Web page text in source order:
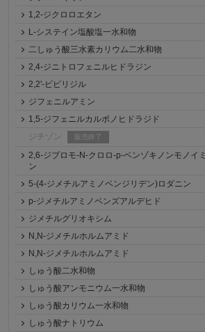
1,2-ジクロロエタン
L-システイン塩酸塩一水和物
二しゅう酸三水素カリウム二水和物
2,4-ジニトロフェニルヒドラジン
2,2'-ビピリジル
ジフェニルアミン
1,5-ジフェニルカルボノヒドラジド
ジチゾン
販売終了
2,6-ジブロモ-N-クロロ-p-ベンゾキノンモノイミ
ン
5-(4-ジメチルアミノベンジリデン)ロダニン
p-ジメチルアミノベンズアルデヒド
ジメチルグリオキシム
N,N-ジメチルホルムアミド
N,N-ジメチルホルムアミド
しゅう酸二水和物
しゅう酸アンモニウム一水和物
しゅう酸カリウム一水和物
しゅう酸ナトリウム